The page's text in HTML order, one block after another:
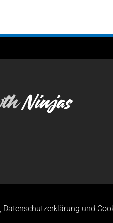
, Datenschutzerklärung und